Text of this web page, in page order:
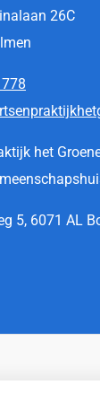
26C
het
5, 6071 AL